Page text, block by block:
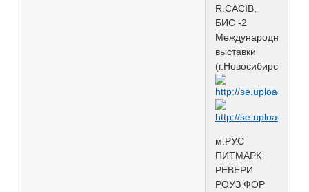
R.CACIB,
БИС -2
Международной
выставки
(г.Новосибирск2014)
м.РУС
ПИТМАРК
РЕВЕРИ
РОУЗ ФОР